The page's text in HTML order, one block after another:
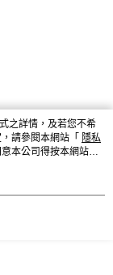
之詳情，及若您不希
請參閱本網站「 隱私
本公司得按本網站使